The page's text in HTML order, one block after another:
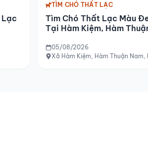
Lạc
TÌM CHÓ THẤT LẠC
Tìm Chó Thất Lạc Màu
Tại Hàm Kiệm, Hàm
05/08/2026
Xã Hàm Kiệm, Hàm Thuận